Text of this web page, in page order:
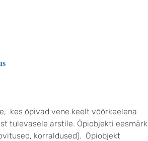
kes õpivad vene keelt võõrkeelena
tulevasele arstile. Õpiobjekti eesmärk
korraldused). Õpiobjekt